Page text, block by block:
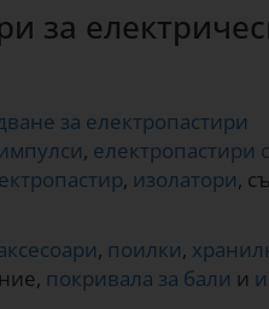
за
за електропастири
, електропастири
, изолатори,
, поилки,
покривала за бали и